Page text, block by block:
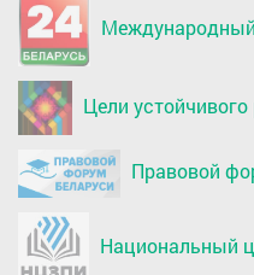
Международный
Цели
Правовой
Национальный